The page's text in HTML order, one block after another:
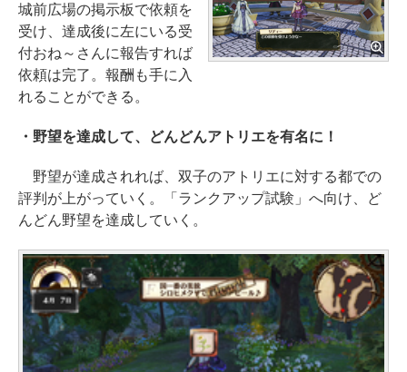
城前広場の掲示板で依頼を
受け、達成後に左にいる受
付おね～さんに報告すれば
依頼は完了。報酬も手に入
れることができる。
・野望を達成して、どんどんアトリエを有名に！
野望が達成されれば、双子のアトリエに対する都での
評判が上がっていく。「ランクアップ試験」へ向け、ど
んどん野望を達成していく。